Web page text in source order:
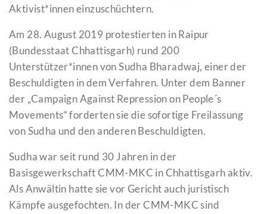
Aktivist*innen einzuschüchtern.
Am 28. August 2019 protestierten in Raipur
(Bundesstaat Chhattisgarh) rund 200
Unterstützer*innen von Sudha Bharadwaj, einer der
Beschuldigten in dem Verfahren. Unter dem Banner
der „Campaign Against Repression on People´s
Movements“ forderten sie die sofortige Freilassung
von Sudha und den anderen Beschuldigten.
Sudha war seit rund 30 Jahren in der
Basisgewerkschaft CMM-MKC in Chhattisgarh aktiv.
Als Anwältin hatte sie vor Gericht auch juristisch
Kämpfe ausgefochten. In der CMM-MKC sind